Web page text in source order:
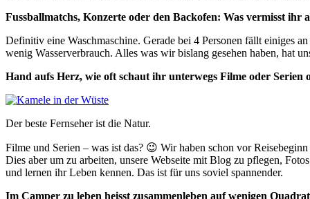
Fussballmatchs, Konzerte oder den Backofen: Was vermisst
Definitiv eine Waschmaschine. Gerade bei 4 Personen fällt einiges
wenig Wasserverbrauch. Alles was wir bislang gesehen haben, hat
Hand aufs Herz, wie oft schaut ihr unterwegs Filme oder
Der beste Fernseher ist die Natur.
Filme und Serien – was ist das? 😉 Wir haben schon vor
Dies aber um zu arbeiten, unsere Webseite mit Blog zu pflegen,
und lernen ihr Leben kennen. Das ist für uns soviel spannender.
Im Camper zu leben heisst zusammenleben auf wenigen